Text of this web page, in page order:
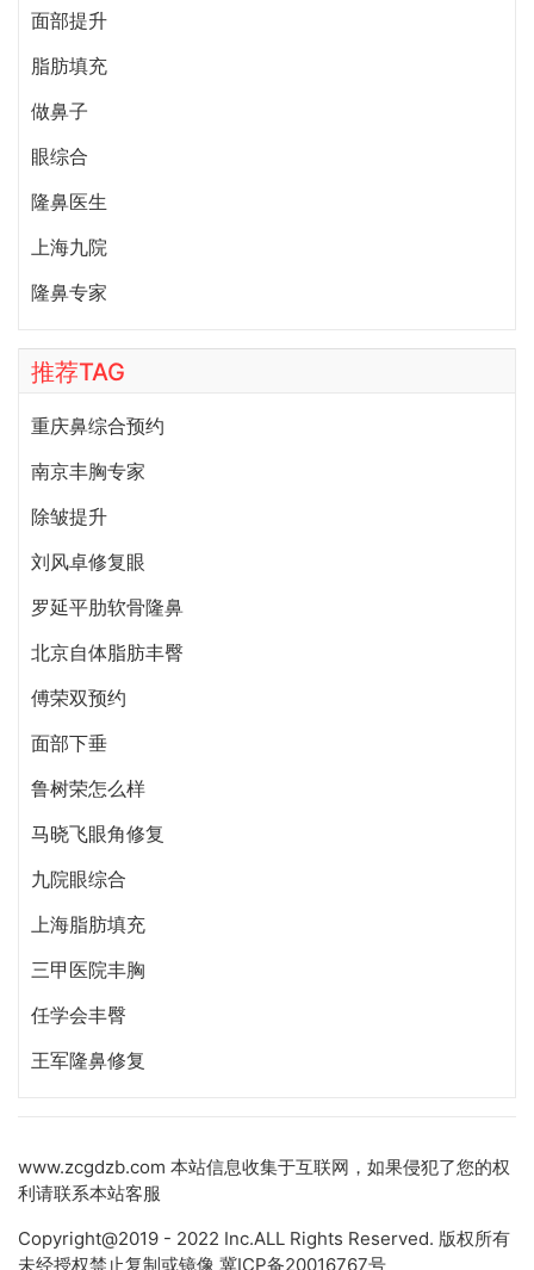
面部提升
脂肪填充
做鼻子
眼综合
隆鼻医生
上海九院
隆鼻专家
推荐TAG
重庆鼻综合预约
南京丰胸专家
除皱提升
刘风卓修复眼
罗延平肋软骨隆鼻
北京自体脂肪丰臀
傅荣双预约
面部下垂
鲁树荣怎么样
马晓飞眼角修复
九院眼综合
上海脂肪填充
三甲医院丰胸
任学会丰臀
王军隆鼻修复
www.zcgdzb.com 本站信息收集于互联网，如果侵犯了您的权
利请联系本站客服
Copyright@2019 - 2022 Inc.ALL Rights Reserved. 版权所有
未经授权禁止复制或镜像 冀ICP备20016767号